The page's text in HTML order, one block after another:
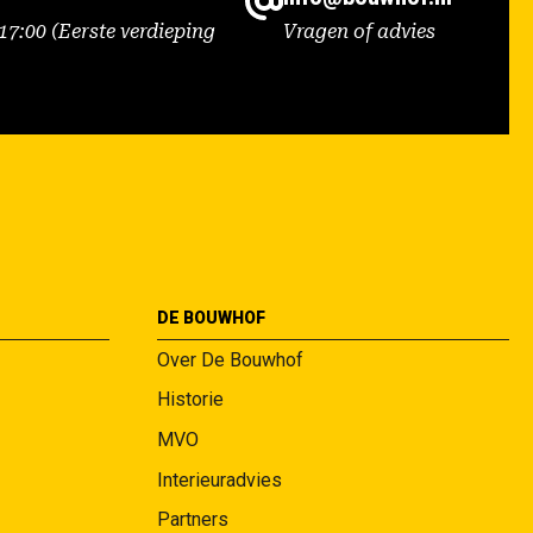
(Eerste verdieping
Vragen of advies
DE BOUWHOF
Over De Bouwhof
Historie
MVO
Interieuradvies
Partners